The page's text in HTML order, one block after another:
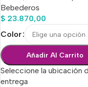
Bebederos
$ 23.870,00
Color
Añadir Al Carrito
Seleccione la ubicación
entrega